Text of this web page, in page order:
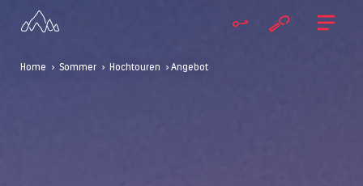
Home > Sommer > Hochtouren > Angebot